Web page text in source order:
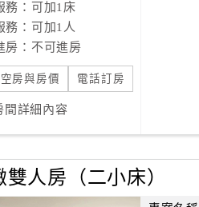
務：可加1床
務：可加1人
房：不可進房
房與房價 電話訂房
間詳細內容
雙人房（二小床）